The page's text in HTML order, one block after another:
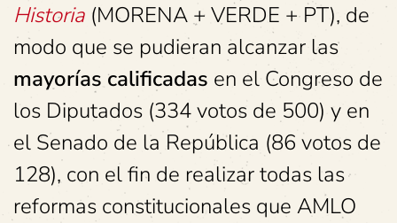
Historia (MORENA + VERDE + PT), de
modo que se pudieran alcanzar las
mayorías calificadas en el Congreso de
los Diputados (334 votos de 500) y en
el Senado de la República (86 votos de
128), con el fin de realizar todas las
reformas constitucionales que AMLO